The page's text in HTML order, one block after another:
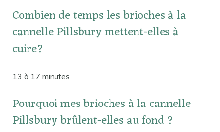
Combien de temps les brioches à la
cannelle Pillsbury mettent-elles à
cuire?
13 à 17 minutes
Pourquoi mes brioches à la cannelle
Pillsbury brûlent-elles au fond ?